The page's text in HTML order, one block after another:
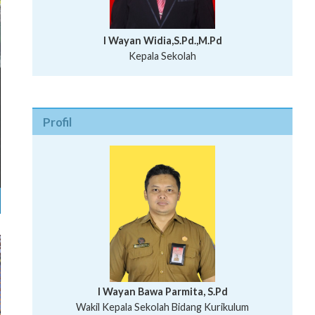
I Wayan Widia,S.Pd.,M.Pd
Kepala Sekolah
Profil
I Wayan Bawa Parmita, S.Pd
Wakil Kepala Sekolah Bidang Kurikulum
I Wayan Gede Aditya Pratita, S.Pd., M.Sn
Ni Wayan Nopi Sutantri, S.Pd.